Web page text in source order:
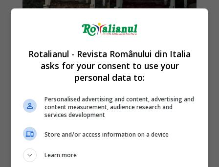
Rotalianul - Revista Românului din Italia
asks for your consent to use your
personal data to:
Personalised advertising and content, advertising and
content measurement, audience research and
services development
Store and/or access information on a device
Learn more